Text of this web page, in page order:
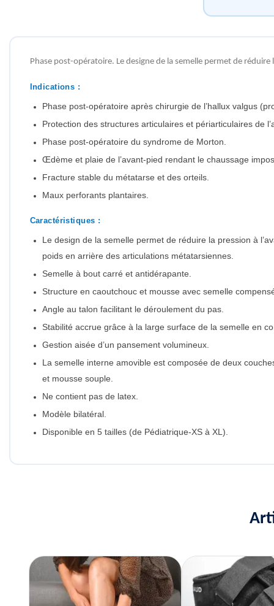
Phase post-opératoire. Le designe de la semelle permet de
Indications :
Phase post-opératoire après chirurgie de l’hallux valgus
Protection des structures articulaires et périarticulaires de
Phase post-opératoire du syndrome de Morton.
Œdème et plaie de l’avant-pied rendant le chaussage
Fracture stable du métatarse et des orteils.
Maux perforants plantaires.
Caractéristiques :
Le design de la semelle permet de réduire la pression à
poids en arrière des articulations métatarsiennes.
Semelle à bout carré et antidérapante.
Structure en caoutchouc et mousse avec semelle
Angle au talon facilitant le déroulement du pas.
Stabilité accrue grâce à la large surface de la semelle en
Gestion aisée d’un pansement volumineux.
La semelle interne amovible est composée de deux
et mousse souple.
Ne contient pas de latex.
Modèle bilatéral.
Disponible en 5 tailles (de Pédiatrique-XS à XL).